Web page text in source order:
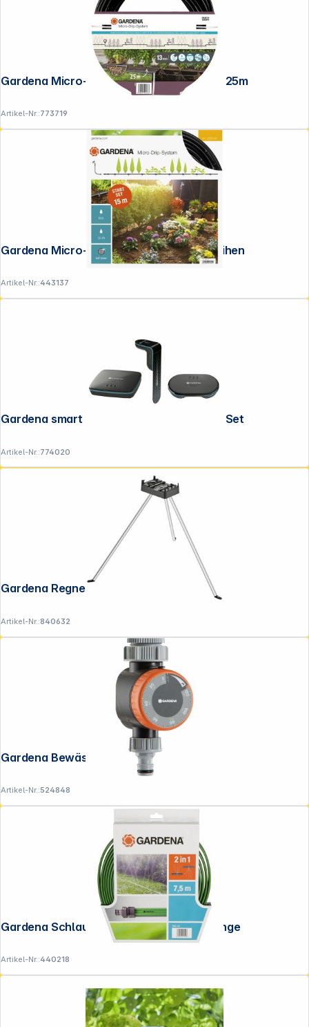
Gardena Micro-Drip-System Rohr 1,6 l/h, 25m
Artikel-Nr.:773719
Gardena Micro-Drip Start Set S Pflanzreihen
Artikel-Nr.:443137
Gardena smart Irrigation Control Sensor Set
Artikel-Nr.:774020
Gardena Regner-Stativ
Artikel-Nr.:840632
Gardena Bewässerungsuhr
Artikel-Nr.:524848
Gardena Schlauch-Regner grün 7,5 m Länge
Artikel-Nr.:440218